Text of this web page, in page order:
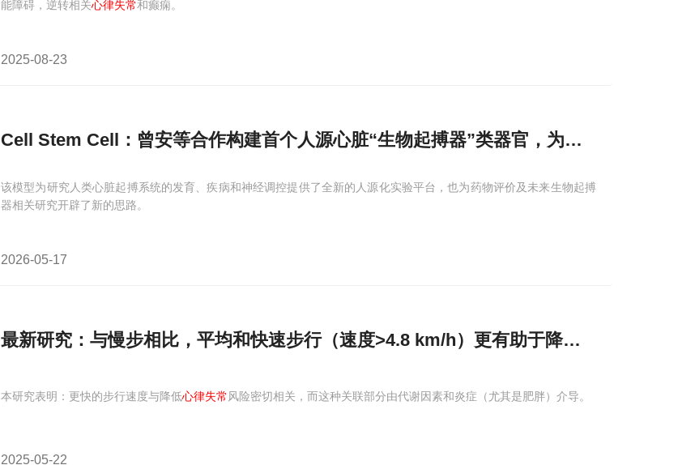
能障碍，逆转相关心律失常和癫痫。
2025-08-23
Cell Stem Cell：曾安等合作构建首个人源心脏“生物起搏器”类器官，为心律
该模型为研究人类心脏起搏系统的发育、疾病和神经调控提供了全新的人源化实验平台，也为药物评价及未来生物起搏
器相关研究开辟了新的思路。
2026-05-17
最新研究：与慢步相比，平均和快速步行（速度>4.8 km/h）更有助于降低所有类型
本研究表明：更快的步行速度与降低心律失常 风险密切相关，而这种关联部分由代谢因素和炎症（尤其是肥胖）介导。
2025-05-22